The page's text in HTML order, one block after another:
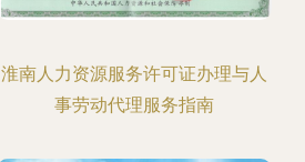
淮南人力资源服务许可证办理与人
事劳动代理服务指南